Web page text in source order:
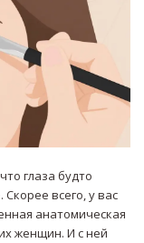
глаза будто
всего, у вас
анатомическая
женщин. И с ней